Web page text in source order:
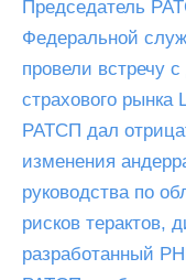
Председатель
Федеральной
провели встречу
страхового
РАТСП дал
изменения
руководства по
рисков терактов,
разработанный